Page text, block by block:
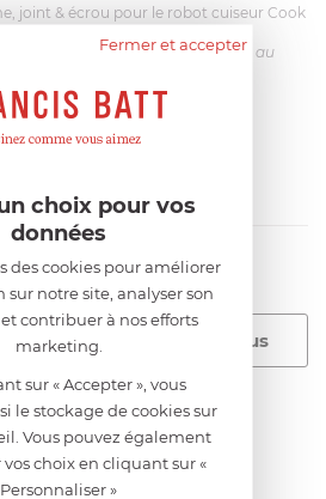
joint & écrou pour le robot cuiseur Cook
Magimix. L'écrou est un peu dur au
a été très rapide. ...»
11031/121/123/124
Fermer et accepter
choix pour vos
données
des cookies pour améliorer
sur notre site, analyser son
contribuer à nos efforts
marketing.
sur « Accepter », vous
le stockage de cookies sur
Vous pouvez également
choix en cliquant sur «
Personnaliser »